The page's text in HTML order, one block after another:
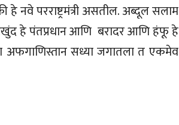
नवे परराष्ट्रमंत्री असतील. अब्दूल सलाम
हे पंतप्रधान आणि बरादर आणि हंफू हे
सध्या जगातला त एकमेव